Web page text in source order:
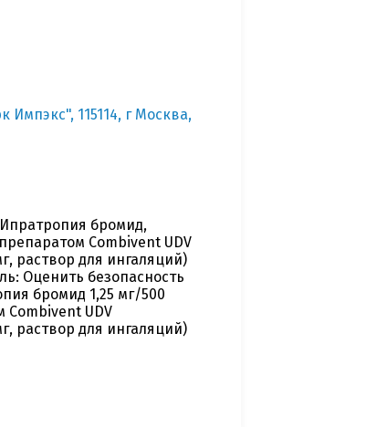
115114, г Москва,
бромид,
Combivent UDV
раствор для ингаляций)
Оценить безопасность
бромид 1,25 мг/500
Combivent UDV
раствор для ингаляций)